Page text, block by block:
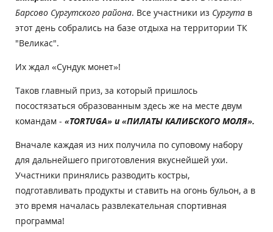
Барсово Сургутского района. Все участники из Сургута в
этот день собрались на базе отдыха на территории ТК
"Великас".
Их ждал «Сундук монет»!
Таков главный приз, за который пришлось
посостязаться образованным здесь же на месте двум
командам - «TORTUGA» и «ПИЛАТЫ КАЛИБСКОГО МОЛЯ».
Вначале каждая из них получила по суповому набору
для дальнейшего приготовления вкуснейшей ухи.
Участники принялись разводить костры,
подготавливать продукты и ставить на огонь бульон, а в
это время началась развлекательная спортивная
программа!